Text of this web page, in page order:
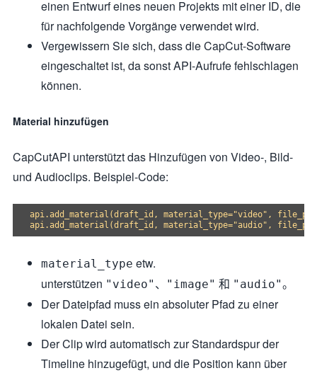
einen Entwurf eines neuen Projekts mit einer ID, die
für nachfolgende Vorgänge verwendet wird.
Vergewissern Sie sich, dass die CapCut-Software
eingeschaltet ist, da sonst API-Aufrufe fehlschlagen
können.
Material hinzufügen
CapCutAPI unterstützt das Hinzufügen von Video-, Bild-
und Audioclips. Beispiel-Code:
api.add_material(draft_id, material_type="video",
material_type etw.
unterstützen "video" 、 "image" 和 "audio"。
Der Dateipfad muss ein absoluter Pfad zu einer
lokalen Datei sein.
Der Clip wird automatisch zur Standardspur der
Timeline hinzugefügt, und die Position kann über